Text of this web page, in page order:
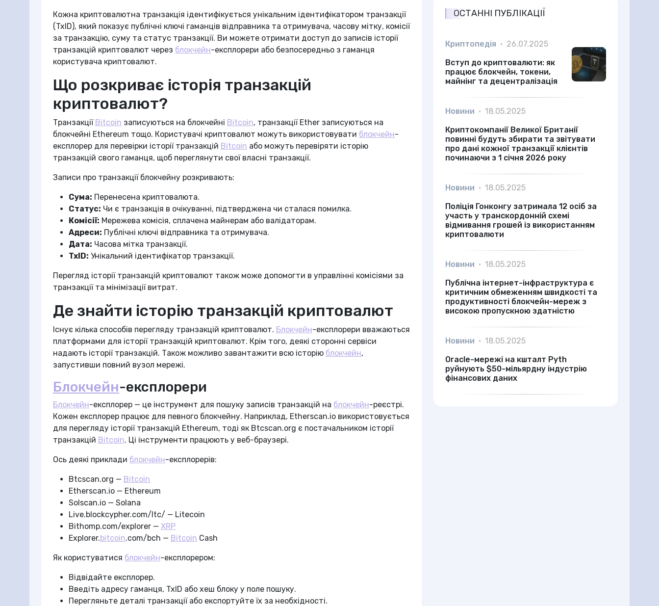
Кожна криптовалютна транзакція ідентифікується унікальним ідентифікатором транзакції
(TxID), який показує публічні ключі гаманців відправника та отримувача, часову мітку, комісії
за транзакцію, суму та статус транзакції. Ви можете отримати доступ до записів історії
транзакцій криптовалют через блокчейн-експлорери або безпосередньо з гаманця
користувача криптовалют.
Що розкриває історія транзакцій
криптовалют?
Транзакції Bitcoin записуються на блокчейні Bitcoin, транзакції Ether записуються на
блокчейні Ethereum тощо. Користувачі криптовалют можуть використовувати блокчейн-
експлорер для перевірки історії транзакцій Bitcoin або можуть перевіряти історію
транзакцій свого гаманця, щоб переглянути свої власні транзакції.
Записи про транзакції блокчейну розкривають:
Сума: Перенесена криптовалюта.
Статус: Чи є транзакція в очікуванні, підтверджена чи сталася помилка.
Комісії: Мережева комісія, сплачена майнерам або валідаторам.
Адреси: Публічні ключі відправника та отримувача.
Дата: Часова мітка транзакції.
TxID: Унікальний ідентифікатор транзакції.
Перегляд історії транзакцій криптовалют також може допомогти в управлінні комісіями за
транзакції та мінімізації витрат.
Де знайти історію транзакцій криптовалют
Існує кілька способів перегляду транзакцій криптовалют. Блокчейн-експлорери вважаються
платформами для історії транзакцій криптовалют. Крім того, деякі сторонні сервіси
надають історії транзакцій. Також можливо завантажити всю історію блокчейн,
запустивши повний вузол мережі.
Блокчейн-експлорери
Блокчейн-експлорер — це інструмент для пошуку записів транзакцій на блокчейн-реєстрі.
Кожен експлорер працює для певного блокчейну. Наприклад, Etherscan.io використовується
для перегляду історії транзакцій Ethereum, тоді як Btcscan.org є постачальником історії
транзакцій Bitcoin. Ці інструменти працюють у веб-браузері.
Ось деякі приклади блокчейн-експлорерів:
Btcscan.org — Bitcoin
Etherscan.io — Ethereum
Solscan.io — Solana
Live.blockcypher.com/ltc/ — Litecoin
Bithomp.com/explorer — XRP
Explorer.bitcoin.com/bch — Bitcoin Cash
Як користуватися блокчейн-експлорером:
Відвідайте експлорер.
Введіть адресу гаманця, TxID або хеш блоку у поле пошуку.
Перегляньте деталі транзакції або експортуйте їх за необхідності.
ОСТАННІ ПУБЛІКАЦІЇ
Криптопедія • 26.07.2025
Вступ до криптовалюти: як
працює блокчейн, токени,
майнінг та децентралізація
Новини • 18.05.2025
Криптокомпанії Великої Британії
повинні будуть збирати та звітувати
про дані кожної транзакції клієнтів
починаючи з 1 січня 2026 року
Новини • 18.05.2025
Поліція Гонконгу затримала 12 осіб за
участь у транскордонній схемі
відмивання грошей із використанням
криптовалюти
Новини • 18.05.2025
Публічна інтернет-інфраструктура є
критичним обмеженням швидкості та
продуктивності блокчейн-мереж з
високою пропускною здатністю
Новини • 18.05.2025
Oracle-мережі на кшталт Pyth
руйнують $50-мільярдну індустрію
фінансових даних